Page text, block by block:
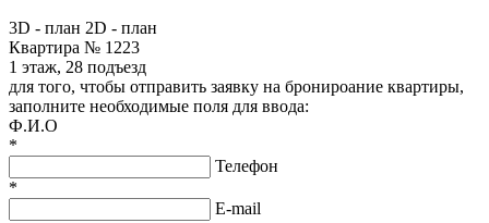
3D - план 2D - план
Квартира № 1223
1 этаж, 28 подъезд
для того, чтобы отправить заявку на бронироание квартиры,
заполните необходимые поля для ввода:
Ф.И.О
*
Телефон
*
E-mail